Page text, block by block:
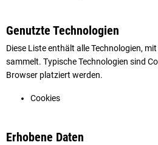
Genutzte Technologien
Diese Liste enthält alle Technologien,
sammelt. Typische Technologien sind
Browser platziert werden.
Cookies
Erhobene Daten